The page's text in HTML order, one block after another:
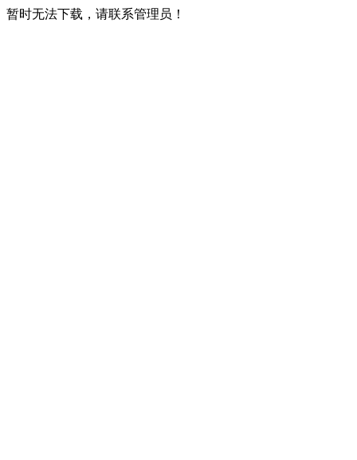
暂时无法下载，请联系管理员！